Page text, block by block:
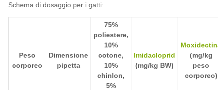
Schema di dosaggio per i gatti:
Peso
corporeo
Dimensione
pipetta
75%
poliestere,
10%
cotone,
10%
chinlon,
5%
Imidacloprid
(mg/kg BW)
(mg/kg
peso
corporeo)